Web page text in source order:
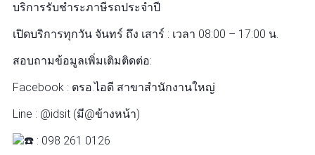
บริการรับชำระภาษีรถประจำปี
เปิดบริการทุกวัน จันทร์ ถึง เสาร์ : เวลา 08:00 – 17:00 น.
สอบถามข้อมูลเพิ่มเติมติดต่อ:
Facebook : ตรอ.ไอดี สาขาสำนักงานใหญ่
Line : @idsit (มี@ข้างหน้า)
: 098 261 0126